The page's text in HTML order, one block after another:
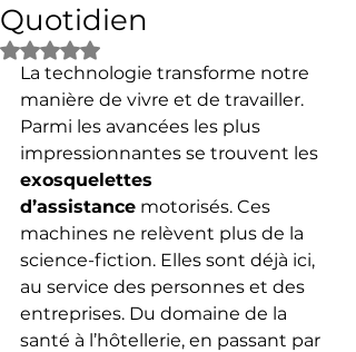
Quotidien
Noté NaN étoiles sur 5.
La technologie transforme notre
manière de vivre et de travailler.
Parmi les avancées les plus
impressionnantes se trouvent les
exosquelettes
d’assistance motorisés. Ces
machines ne relèvent plus de la
science-fiction. Elles sont déjà ici,
au service des personnes et des
entreprises. Du domaine de la
santé à l’hôtellerie, en passant par